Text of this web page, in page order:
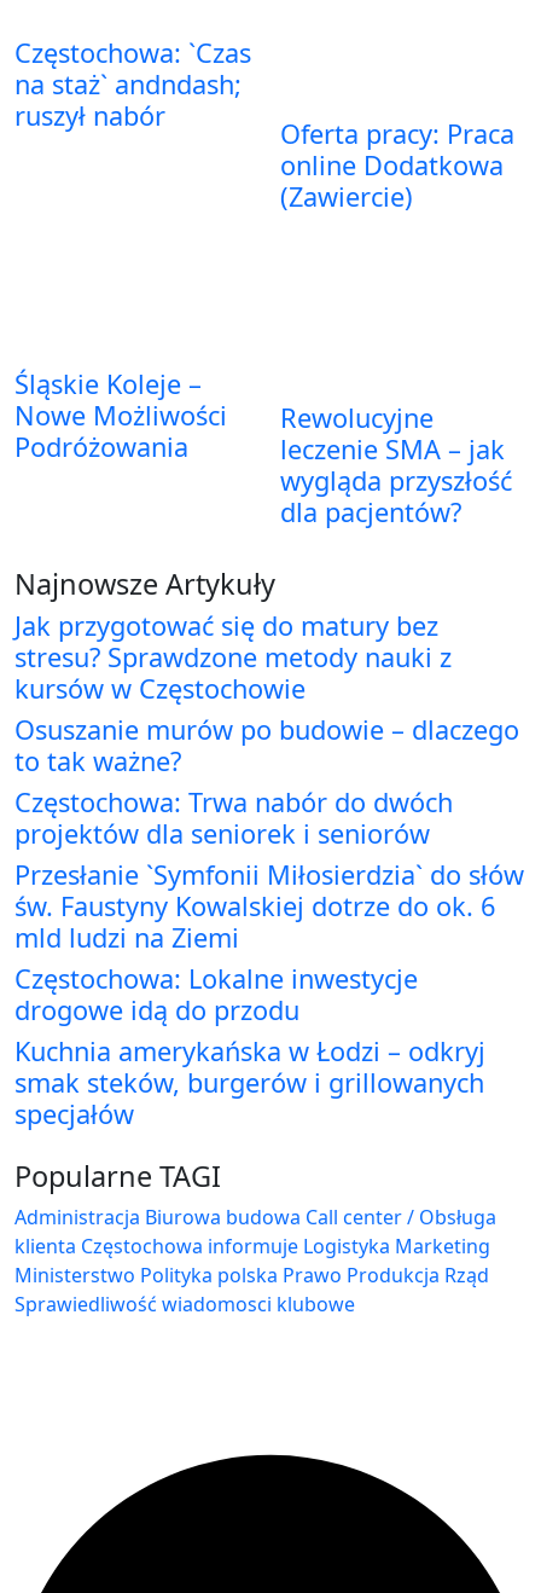
Częstochowa: `Czas
na staż` andndash;
ruszył nabór
Oferta pracy: Praca
online Dodatkowa
(Zawiercie)
Śląskie Koleje –
Nowe Możliwości
Podróżowania
Rewolucyjne
leczenie SMA – jak
wygląda przyszłość
dla pacjentów?
Najnowsze Artykuły
Jak przygotować się do matury bez
stresu? Sprawdzone metody nauki z
kursów w Częstochowie
Osuszanie murów po budowie – dlaczego
to tak ważne?
Częstochowa: Trwa nabór do dwóch
projektów dla seniorek i seniorów
Przesłanie `Symfonii Miłosierdzia` do słów
św. Faustyny Kowalskiej dotrze do ok. 6
mld ludzi na Ziemi
Częstochowa: Lokalne inwestycje
drogowe idą do przodu
Kuchnia amerykańska w Łodzi – odkryj
smak steków, burgerów i grillowanych
specjałów
Popularne TAGI
Administracja Biurowa budowa Call center / Obsługa
klienta Częstochowa informuje Logistyka Marketing
Ministerstwo Polityka polska Prawo Produkcja Rząd
Sprawiedliwość wiadomosci klubowe